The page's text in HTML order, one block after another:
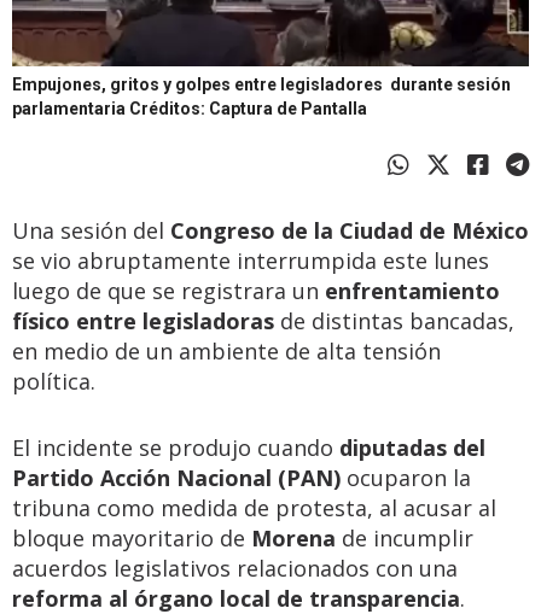
Empujones, gritos y golpes entre legisladores durante sesión
parlamentaria Créditos: Captura de Pantalla
Una sesión del Congreso de la Ciudad de México
se vio abruptamente interrumpida este lunes
luego de que se registrara un enfrentamiento
físico entre legisladoras de distintas bancadas,
en medio de un ambiente de alta tensión
política.
El incidente se produjo cuando diputadas del
Partido Acción Nacional (PAN) ocuparon la
tribuna como medida de protesta, al acusar al
bloque mayoritario de Morena de incumplir
acuerdos legislativos relacionados con una
reforma al órgano local de transparencia.